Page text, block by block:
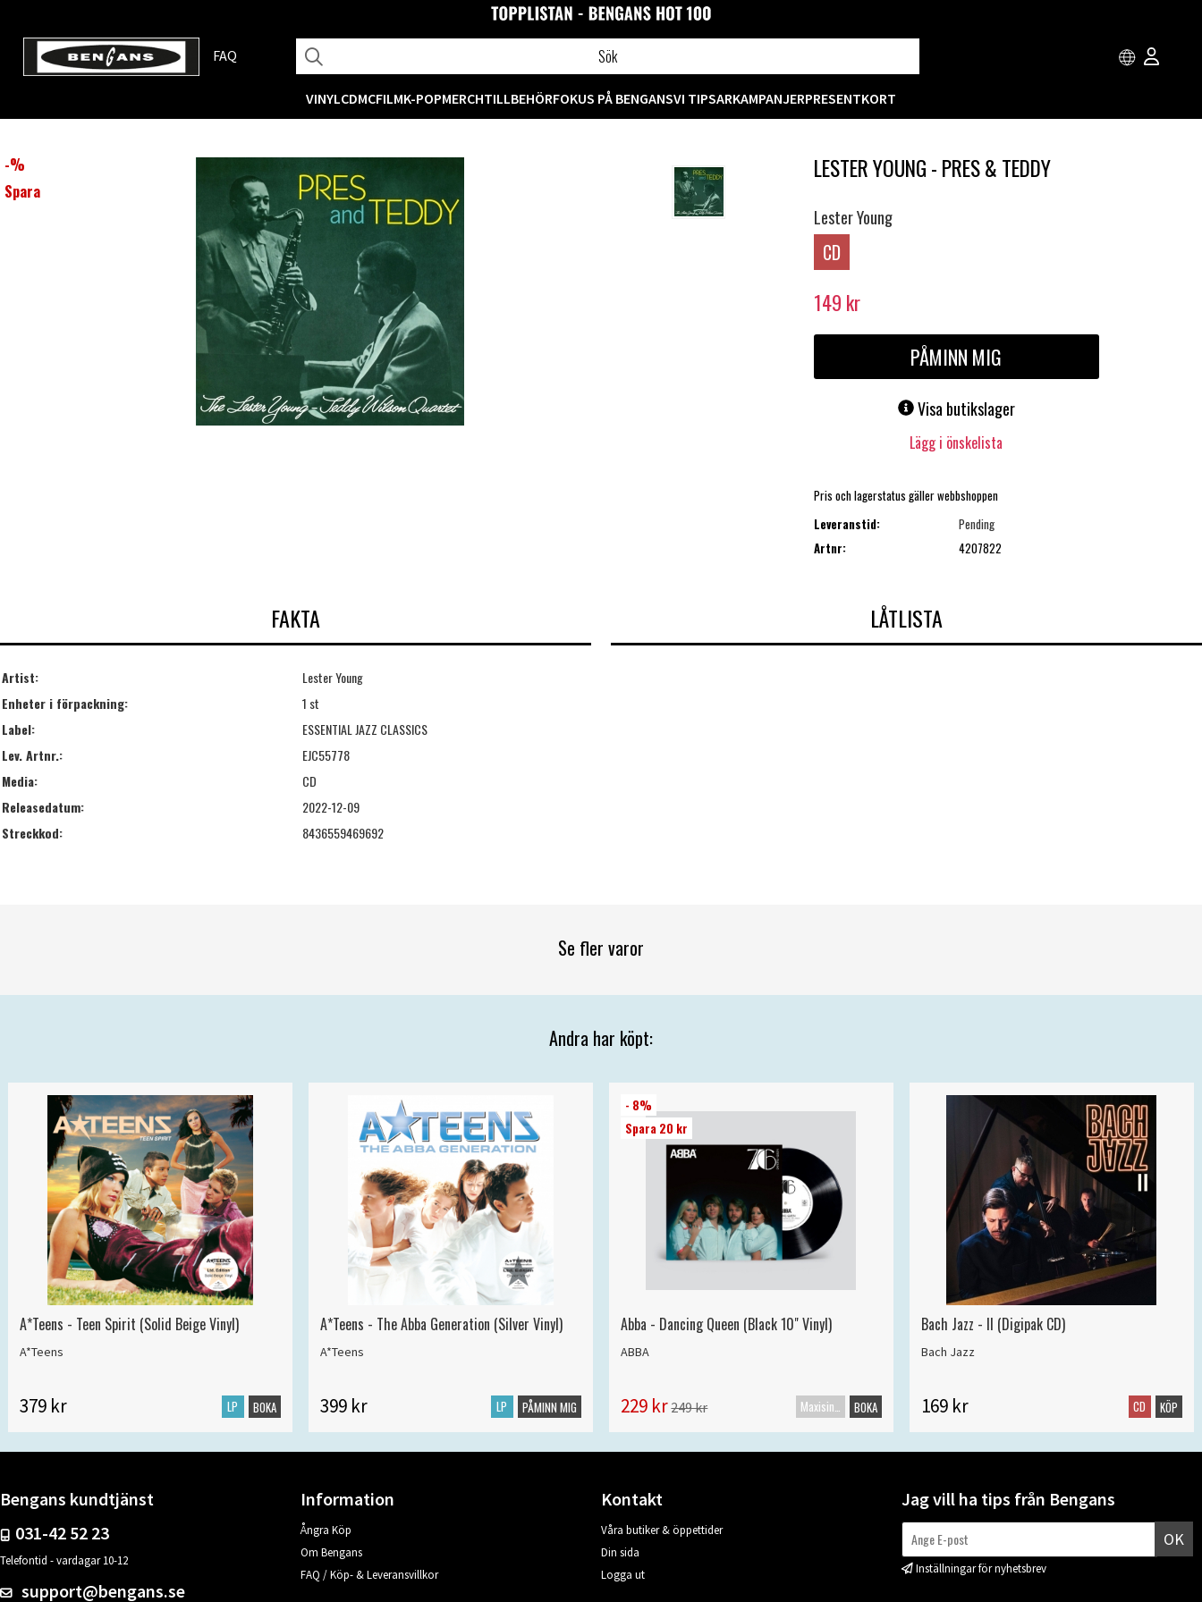
FAQ
VINYLCDMCFILMK-POPMERCHTILLBEHÖRFOKUS PÅ BENGANSVI TIPSARKAMPANJERPRESENTKORT
-%
Spara
LESTER YOUNG - PRES & TEDDY
Lester Young
CD
149 kr
PÅMINN MIG
Visa butikslager
Lägg i önskelista
Pris och lagerstatus gäller webbshoppen
Leveranstid:
Pending
Artnr:
4207822
FAKTA
Artist:
Lester Young
Enheter i förpackning:
1 st
Label:
ESSENTIAL JAZZ CLASSICS
Lev. Artnr.:
EJC55778
Media:
CD
Releasedatum:
2022-12-09
Streckkod:
8436559469692
LÅTLISTA
Se fler varor
Andra har köpt:
A*Teens - Teen Spirit (Solid Beige Vinyl)
A*Teens
379 kr LP BOKA
A*Teens - The Abba Generation (Silver Vinyl)
A*Teens
399 kr LP PÅMINN MIG
- 8%
Spara 20 kr
Abba - Dancing Queen (Black 10" Vinyl)
ABBA
229 kr249 kr Maxisingel BOKA
Bach Jazz - II (Digipak CD)
Bach Jazz
169 kr CD KÖP
Bengans kundtjänst
031-42 52 23
Telefontid - vardagar 10-12
support@bengans.se
Information
Ångra Köp
Om Bengans
FAQ / Köp- & Leveransvillkor
Kontakt
Våra butiker & öppettider
Din sida
Logga ut
Jag vill ha tips från Bengans
OK
Inställningar för nyhetsbrev